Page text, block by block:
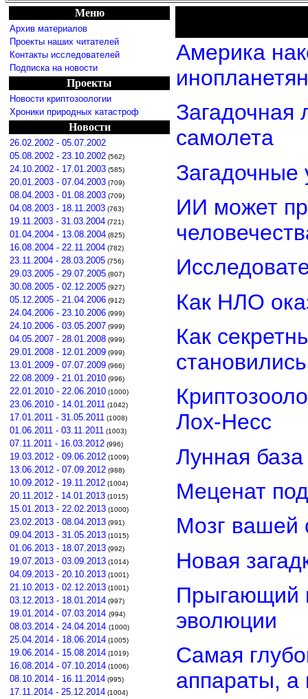
Меню
Архив материалов
Проекты наших читателей
Контакты исследователей
Подписка на новости
Проекты
Новости криптозоологии
Хроники природных катастроф
Новости
26.02.2002 - 05.07.2002
05.08.2002 - 23.10.2002 (562)
24.10.2002 - 17.01.2003 (585)
20.01.2003 - 07.04.2003 (709)
08.04.2003 - 01.08.2003 (709)
04.08.2003 - 18.11.2003 (763)
19.11.2003 - 31.03.2004 (721)
01.04.2004 - 13.08.2004 (825)
16.08.2004 - 22.11.2004 (782)
23.11.2004 - 28.03.2005 (756)
29.03.2005 - 29.07.2005 (807)
30.08.2005 - 02.12.2005 (927)
05.12.2005 - 21.04.2006 (912)
24.04.2006 - 23.10.2006 (999)
24.10.2006 - 03.05.2007 (999)
04.05.2007 - 28.01.2008 (999)
29.01.2008 - 12.01.2009 (999)
13.01.2009 - 07.07.2009 (966)
22.08.2009 - 21.01.2010 (996)
22.01.2010 - 22.06.2010 (1000)
23.06.2010 - 14.01.2011 (1042)
17.01.2011 - 31.05.2011 (1008)
01.06.2011 - 03.11.2011 (1003)
07.11.2011 - 16.03.2012 (996)
19.03.2012 - 09.06.2012 (1009)
13.06.2012 - 07.09.2012 (988)
10.09.2012 - 19.11.2012 (1004)
20.11.2012 - 14.01.2013 (1015)
15.01.2013 - 22.02.2013 (1000)
23.02.2013 - 08.04.2013 (991)
09.04.2013 - 31.05.2013 (1015)
01.06.2013 - 18.07.2013 (992)
19.07.2013 - 03.09.2013 (1014)
04.09.2013 - 20.10.2013 (1001)
21.10.2013 - 02.12.2013 (1001)
03.12.2013 - 18.01.2014 (997)
19.01.2014 - 07.03.2014 (994)
08.03.2014 - 24.04.2014 (1000)
25.04.2014 - 18.06.2014 (1005)
19.06.2014 - 15.08.2014 (1019)
16.08.2014 - 07.10.2014 (1006)
08.10.2014 - 16.11.2014 (995)
17.11.2014 - 25.12.2014 (1004)
Америка
инопланетян
Загадочная
самолета
Загадочные
ИИ может
Как НЛО
Как
Лох-Несс
Лунная
Меценат
Мозг вашей
Новая
Прыгающий
эволюции
Самая
аппараты, а